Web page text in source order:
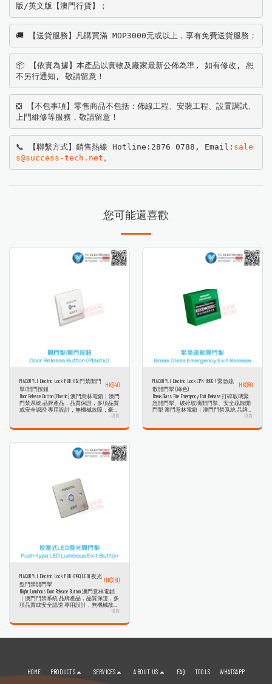
版/英文版【澳門行貨】；
🚚 【送貨服務】凡購買滿 MOP3000元或以上，享有免費送貨服務；
📦 【依實為據】本產品以實物及廠家最新公佈為準, 如有修改, 恕
不另行通知, 敬請留意！
❎ 【不包事項】零售商品不包括：佈線工程、安裝工程、設置調試、
上門維修等服務，敬請留意！
📞 【聯繫方式】銷售熱線 Hotline:2876 0788, Email: sale
s@success-tech.net 。
您可能還喜歡
MACAU YLI Electric Lock PBK-812 門禁開門
掣/開門按鈕
HK$40
Door Release Button (Plastic) 澳門意林電鎖｜澳門
門禁系統 品牌產品，品質保證，多項品質
或安全認證 專用設計，無機械故障，豪華
型設計，美觀耐用，一百萬次測試合格耐
掣/門禁開關是門禁系統中最常見以及最常
機關、銀行、大型、中小型企業以及百貨
公司和住宅，外出開關係列有紅外線、觸
控式、按鈕式、外出推把等。 PBK-812 is a
plastic door release button with size of L88xW88xH20(mm),
價庫存僅供參考，最終售價及庫存量以門
市為準 👇 以下售價為澳門元(MOP)
現貨
MACAU YLI Electric Lock CPK-860G-1 緊急疏
散開門掣 (綠色)
HK$80
Break Glass Fire Emergency Exit Release 打碎玻璃緊
急開門掣、破碎玻璃開門掣、安全疏散開
門掣 澳門意林電鎖｜澳門門禁系統 品牌
產品，品質保證，多項品質或安全認證 緊
以及最常被使用到的，出門開關通常用於
現貨
MACAU YLI Electric Lock PBK-814C(LED) 夜光
型門禁開門掣
HK$160
Night Luminous Door Release Button 澳門意林電鎖
｜澳門門禁系統 品牌產品，品質保證，多
項品質或安全認證 專用設計，無機械故
障，豪華型設計，美觀耐用，一百萬次測
品 開門掣/門禁開關是門禁系統中最常見
一般公家機關、銀行、大型、中小型企業
common and the most frequently used in the access
現貨
HOME PRODUCTS SERVICES ABOUT US FAQ TOOLS WHATSAPP